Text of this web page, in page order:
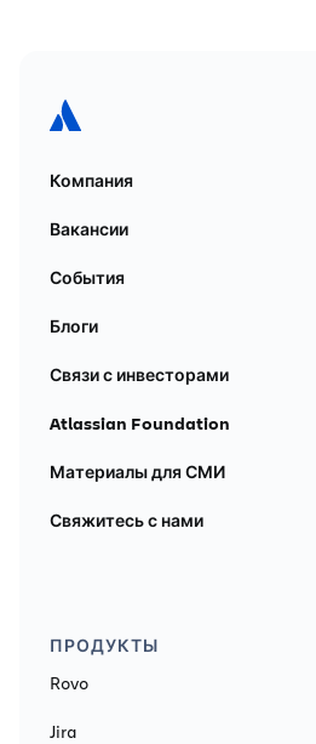
Компания
Вакансии
События
Блоги
Связи с инвесторами
Atlassian Foundation
Материалы для СМИ
Свяжитесь с нами
ПРОДУКТЫ
Rovo
Jira